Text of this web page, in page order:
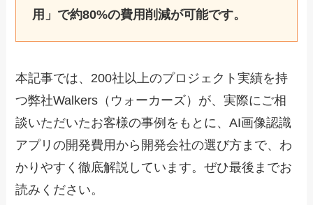
用」で約80%の費用削減が可能です。
本記事では、200社以上のプロジェクト実績を持
つ弊社Walkers（ウォーカーズ）が、実際にご相
談いただいたお客様の事例をもとに、AI画像認識
アプリの開発費用から開発会社の選び方まで、わ
かりやすく徹底解説しています。ぜひ最後までお
読みください。